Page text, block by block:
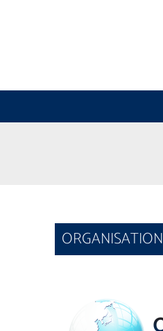
ORGANISATION